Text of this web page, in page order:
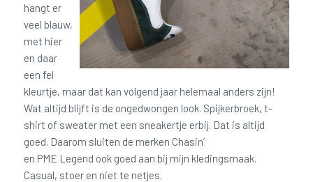
hangt er
veel blauw,
met hier
en daar
een fel
kleurtje, maar dat kan volgend jaar helemaal anders zijn!
Wat altijd blijft is de ongedwongen look. Spijkerbroek, t-
shirt of sweater met een sneakertje erbij. Dat is altijd
goed. Daarom sluiten de merken Chasin’
en PME Legend ook goed aan bij mijn kledingsmaak.
Casual, stoer en niet te netjes.